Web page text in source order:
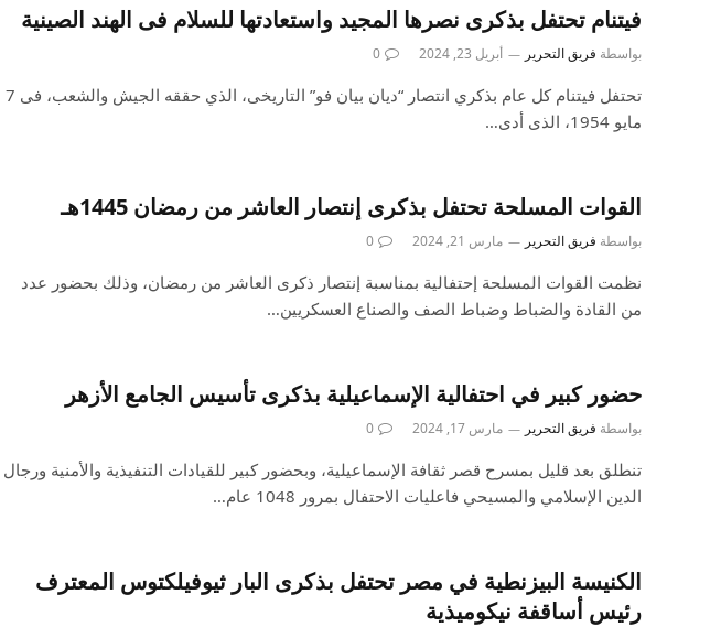
فيتنام تحتفل بذكرى نصرها المجيد واستعادتها للسلام فى الهند الصينية
بواسطة فريق التحرير أبريل 23, 2024 0
تحتفل فيتنام كل عام بذكري انتصار “ديان بيان فو” التاريخى، الذي حققه الجيش والشعب، فى 7
مايو 1954، الذى أدى…
القوات المسلحة تحتفل بذكرى إنتصار العاشر من رمضان 1445هـ
بواسطة فريق التحرير مارس 21, 2024 0
نظمت القوات المسلحة إحتفالية بمناسبة إنتصار ذكرى العاشر من رمضان، وذلك بحضور عدد
من القادة والضباط وضباط الصف والصناع العسكريين…
حضور كبير في احتفالية الإسماعيلية بذكرى تأسيس الجامع الأزهر
بواسطة فريق التحرير مارس 17, 2024 0
تنطلق بعد قليل بمسرح قصر ثقافة الإسماعيلية، وبحضور كبير للقيادات التنفيذية والأمنية ورجال
الدين الإسلامي والمسيحي فاعليات الاحتفال بمرور 1048 عام…
الكنيسة البيزنطية في مصر تحتفل بذكرى البار ثيوفيلكتوس المعترف
رئيس أساقفة نيكوميذية